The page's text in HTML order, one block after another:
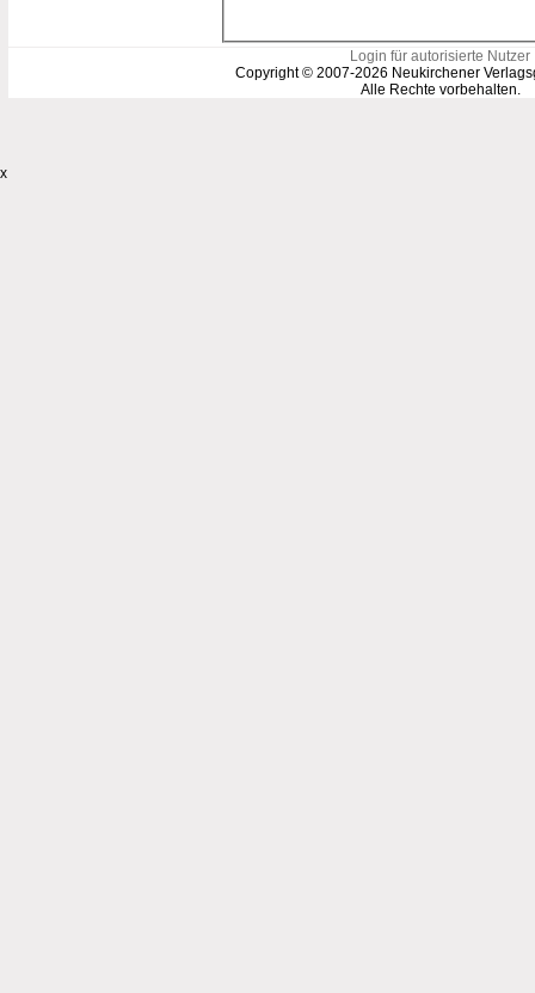
Login für autorisierte Nutzer
Copyright © 2007-2026 Neukirchener
Alle Rechte vorbehalten.
x